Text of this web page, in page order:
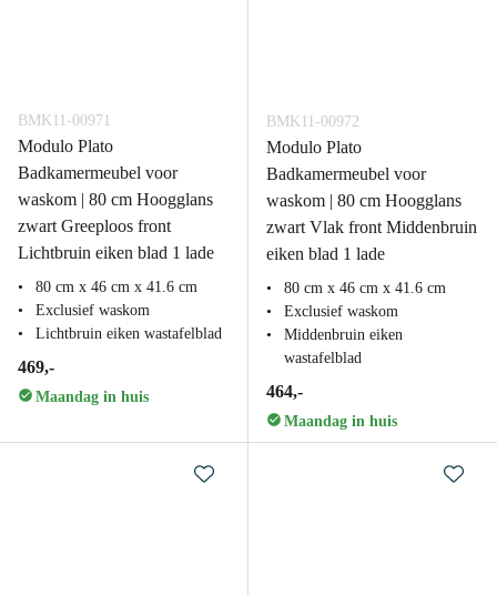
BMK11-00971
Modulo Plato
Badkamermeubel voor
waskom | 80 cm Hoogglans
zwart Greeploos front
Lichtbruin eiken blad 1 lade
80 cm x 46 cm x 41.6 cm
Exclusief waskom
Lichtbruin eiken wastafelblad
469,-
Maandag in huis
BMK11-00972
Modulo Plato
Badkamermeubel voor
waskom | 80 cm Hoogglans
zwart Vlak front Middenbruin
eiken blad 1 lade
80 cm x 46 cm x 41.6 cm
Exclusief waskom
Middenbruin eiken
wastafelblad
464,-
Maandag in huis